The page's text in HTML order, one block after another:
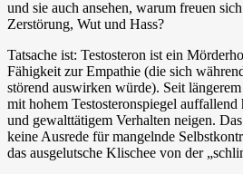
und sie auch ansehen, warum freuen
Zerstörung, Wut und Hass?
Tatsache ist: Testosteron ist ein
Fähigkeit zur Empathie (die sich
störend auswirken würde). Seit
mit hohem Testosteronspiegel
und gewalttätigem Verhalten neigen.
keine Ausrede für mangelnde
das ausgelutsche Klischee von der